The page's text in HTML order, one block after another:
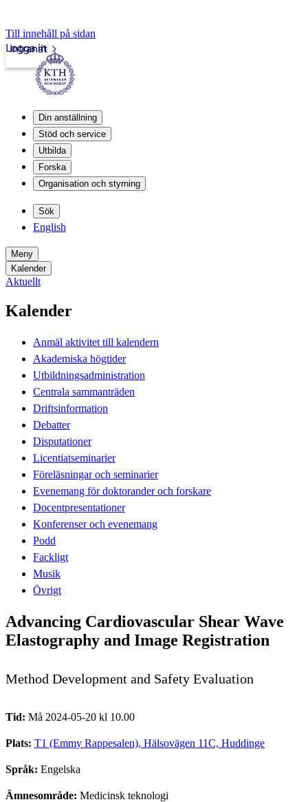
Till innehåll på sidan
Intranät
Logga in
Din anställning
Stöd och service
Utbilda
Forska
Organisation och styrning
Sök
English
Meny
Kalender
Aktuellt
Kalender
Anmäl aktivitet till kalendern
Akademiska högtider
Utbildningsadministration
Centrala sammanträden
Driftsinformation
Debatter
Disputationer
Licentiatseminarier
Föreläsningar och seminarier
Evenemang för doktorander och forskare
Docentpresentationer
Konferenser och evenemang
Podd
Fackligt
Musik
Övrigt
Advancing Cardiovascular Shear Wave
Elastography and Image Registration
Method Development and Safety Evaluation
Tid: Må 2024-05-20 kl 10.00
Plats: T1 (Emmy Rappesalen), Hälsovägen 11C, Huddinge
Språk: Engelska
Ämnesområde: Medicinsk teknologi